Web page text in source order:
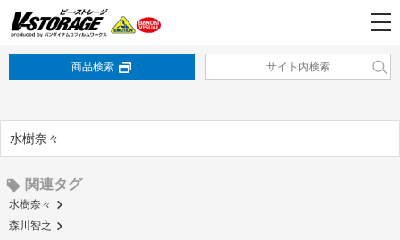
商品検索
水樹奈々
関連タグ
水樹奈々
森川智之